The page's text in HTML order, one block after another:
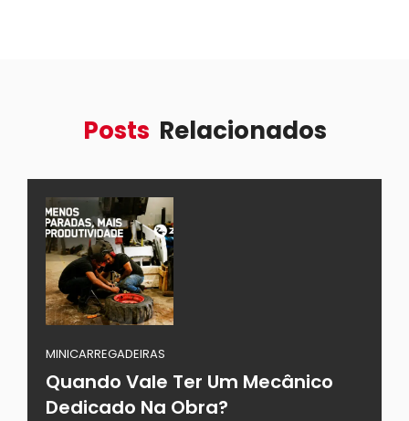
Posts Relacionados
MINICARREGADEIRAS
Quando Vale Ter Um Mecânico
Dedicado Na Obra?